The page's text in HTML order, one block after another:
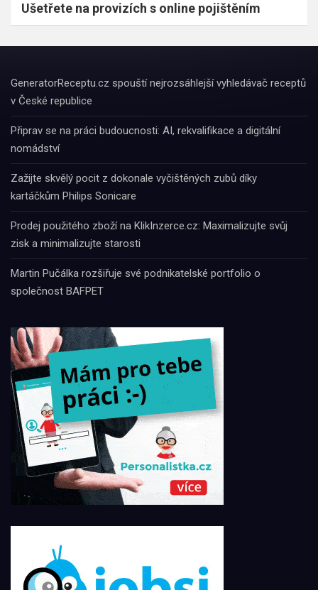
Ušetřete na provizích s online pojištěním
GeneratorReceptu.cz spouští nejrozsáhlejší vyhledávač receptů
v České republice
Připrav se na práci budoucnosti: AI, rekvalifikace a digitální
nomádství
Zažijte skvělý pocit z dokonale vyčištěných zubů díky
kartáčkům Philips Sonicare
Prodej použitého zboží na KlikInzerce.cz: Maximalizujte svůj
zisk a minimalizujte starosti
Martin Pučálka rozšiřuje své podnikatelské portfolio o
společnost BAFPET